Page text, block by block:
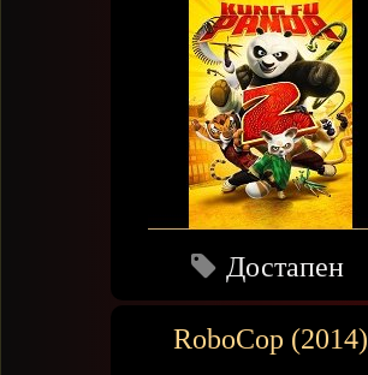
Достапен
RoboCop (2014)